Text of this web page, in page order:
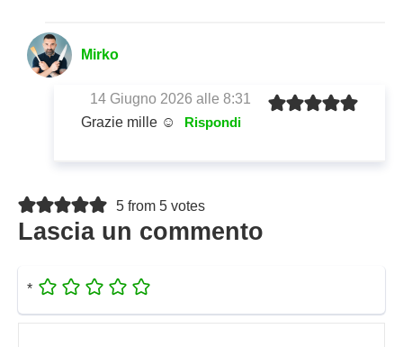
Mirko
14 Giugno 2026 alle 8:31
Grazie mille ☺️
Rispondi
5 from 5 votes
Lascia un commento
*